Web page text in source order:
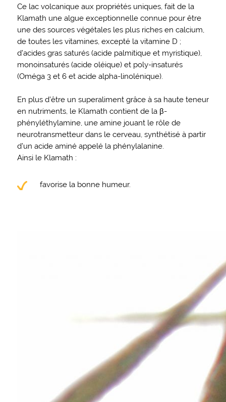
Ce lac volcanique aux propriétés uniques, fait de la
Klamath une algue exceptionnelle connue pour être
une des sources végétales les plus riches en calcium,
de toutes les vitamines, excepté la vitamine D ;
d’acides gras saturés (acide palmitique et myristique),
monoinsaturés (acide oléique) et poly-insaturés
(Oméga 3 et 6 et acide alpha-linolénique).
En plus d’être un superaliment grâce à sa haute teneur
en nutriments, le Klamath contient de la β-
phényléthylamine, une amine jouant le rôle de
neurotransmetteur dans le cerveau, synthétisé à partir
d’un acide aminé appelé la phénylalanine.
Ainsi le Klamath :
favorise la bonne humeur.